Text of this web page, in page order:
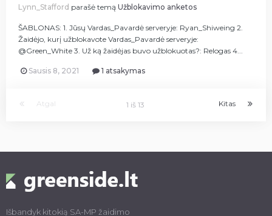
Lynn_Stafford parašė temą Užblokavimo anketos
ŠABLONAS: 1. Jūsų Vardas_Pavardė serveryje: Ryan_Shiweing 2.
Žaidėjo, kurį užblokavote Vardas_Pavardė serveryje:
@Green_White 3. Už ką žaidėjas buvo užblokuotas?: Relogas 4...
Sausis 8, 2021 1 atsakymas
Atgal Kitas
1 iš 13
Išbandyk kitokią SA-MP žaidimo